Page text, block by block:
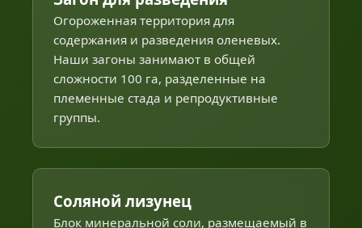
Огороженная территория для
содержания и разведения оленевых.
Наши загоны занимают в общей
сложности 100 га, разделенные на
племенные стада и репродуктивные
группы.
Соляной лизунец
Блок минеральной соли, размещаемый в